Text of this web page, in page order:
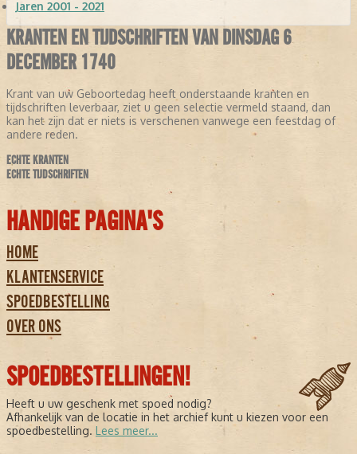
Jaren 2001 - 2021
KRANTEN EN TIJDSCHRIFTEN VAN DINSDAG 6
DECEMBER 1740
Krant van uw Geboortedag heeft onderstaande kranten en
tijdschriften leverbaar, ziet u geen selectie vermeld staand, dan
kan het zijn dat er niets is verschenen vanwege een feestdag of
andere reden.
ECHTE KRANTEN
ECHTE TIJDSCHRIFTEN
HANDIGE PAGINA'S
HOME
KLANTENSERVICE
SPOEDBESTELLING
OVER ONS
SPOEDBESTELLINGEN!
Heeft u uw geschenk met spoed nodig?
Afhankelijk van de locatie in het archief kunt u kiezen voor een
spoedbestelling. Lees meer...